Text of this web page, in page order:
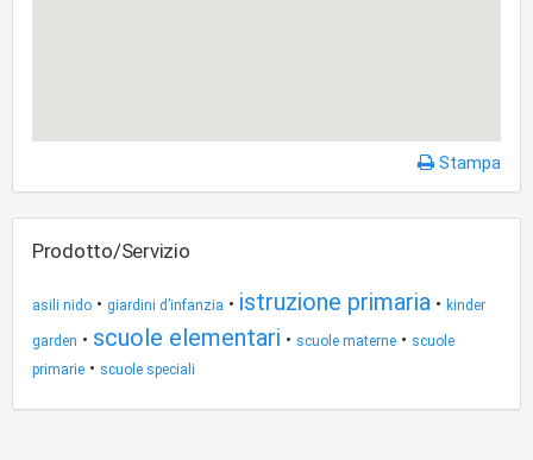
Stampa
Prodotto/Servizio
asili nido • giardini d’infanzia • istruzione primaria • kinder
garden • scuole elementari • scuole materne • scuole
primarie • scuole speciali